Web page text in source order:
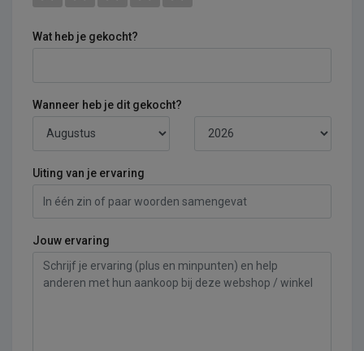
Wat heb je gekocht?
Wanneer heb je dit gekocht?
Uiting van je ervaring
Jouw ervaring